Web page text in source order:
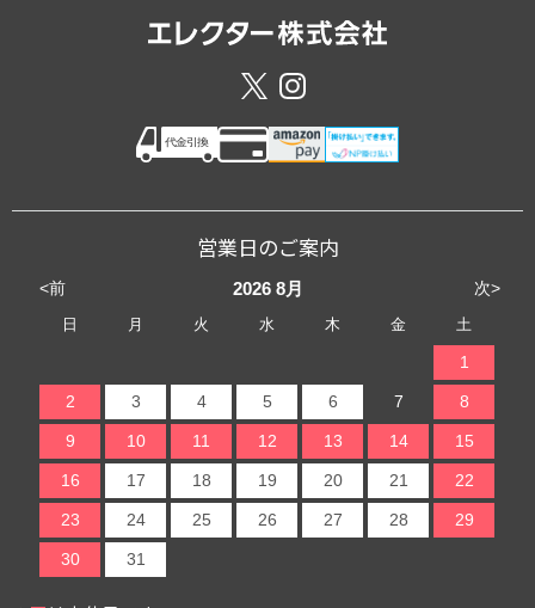
営業日のご案内
<前 次>
2026 8月
日 月 火 水 木 金 土
1
2 3 4 5 6 7 8
9 10 11 12 13 14 15
16 17 18 19 20 21 22
23 24 25 26 27 28 29
30 31